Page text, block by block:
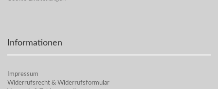
Informationen
Impressum
Widerrufsrecht & Widerrufsformular